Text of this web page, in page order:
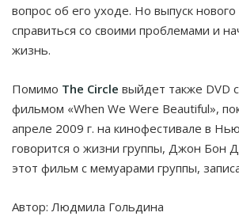
вопрос об его уходе. Но выпуск
справиться со своими проблемами и
жизнь.
Помимо The Circle выйдет также DVD
фильмом «When We Were Beautiful»,
апреле 2009 г. на кинофестивале в
говорится о жизни группы, Джон Бон
этот фильм с мемуарами группы,
Автор: Людмила Гольдина